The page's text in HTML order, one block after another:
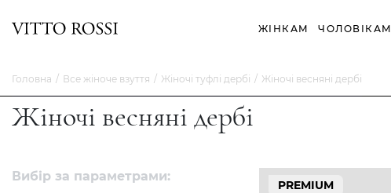
ЖІНКАМ ЧОЛОВІКАМ
Головна Все жіноче взуття Жіночі туфлі дербі Жіночі весняні дербі
Жіночі весняні дербі
Вибір за параметрами:
PREMIUM